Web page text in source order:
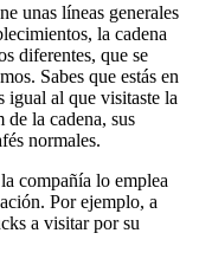
unas líneas generales
la cadena
diferentes, que se
Sabes que estás en
igual al que visitaste la
la cadena, sus
normales.
compañía lo emplea
Por ejemplo, a
a visitar por su